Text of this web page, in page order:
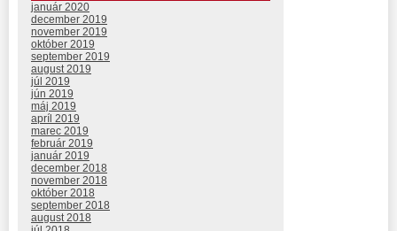
január 2020
december 2019
november 2019
október 2019
september 2019
august 2019
júl 2019
jún 2019
máj 2019
apríl 2019
marec 2019
február 2019
január 2019
december 2018
november 2018
október 2018
september 2018
august 2018